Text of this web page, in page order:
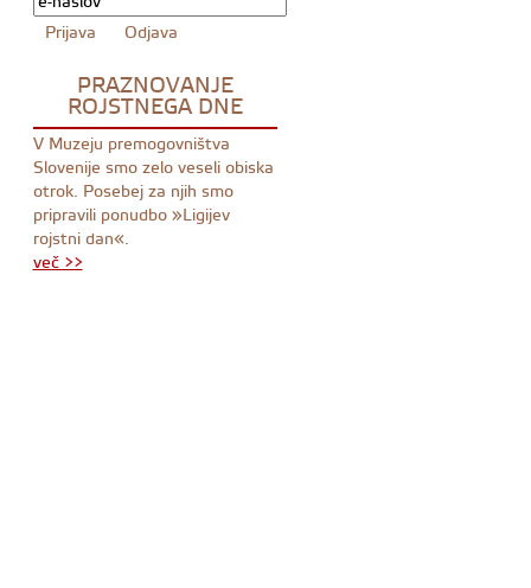
PRAZNOVANJE
ROJSTNEGA DNE
V Muzeju premogovništva
Slovenije smo zelo veseli obiska
otrok. Posebej za njih smo
pripravili ponudbo »Ligijev
rojstni dan«.
več >>